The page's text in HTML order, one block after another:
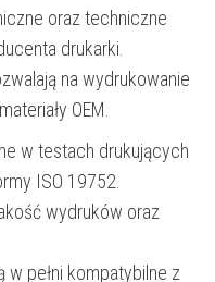
oraz techniczne
drukarki.
na wydrukowanie
OEM.
w testach drukujących
ISO 19752.
wydruków oraz
w pełni kompatybilne z